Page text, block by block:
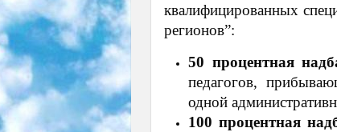
квалифицированных
регионов”:
50 процентная
педагогов,
одной
100 процентная